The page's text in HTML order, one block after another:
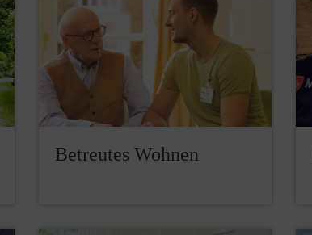
Betreutes Wohnen